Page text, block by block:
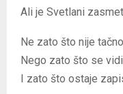
Ali je Svetlani
Ne zato što nije
Nego zato što se
I zato što ostaje